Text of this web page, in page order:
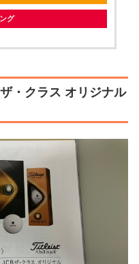
グ
・クラス オリジナル